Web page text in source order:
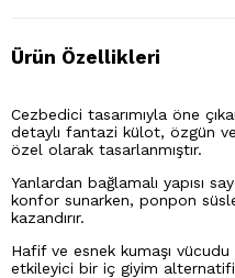
Ürün Özellikleri
Cezbedici tasarımıyla öne
detaylı fantazi külot, özgün
özel olarak tasarlanmıştır.
Yanlardan bağlamalı yapısı
konfor sunarken, ponpon
kazandırır.
Hafif ve esnek kumaşı
etkileyici bir iç giyim alternatifi